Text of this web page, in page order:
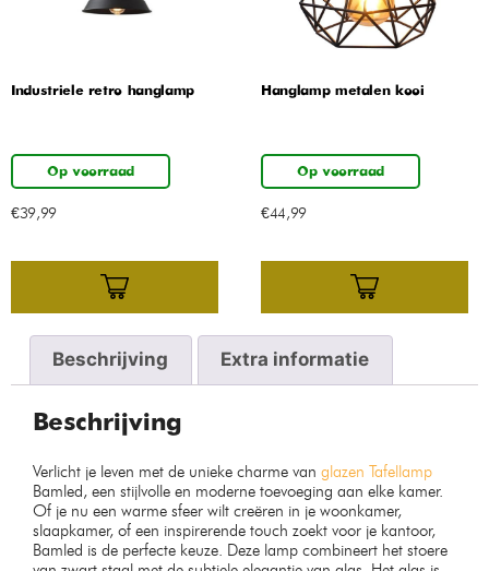
Industriele retro hanglamp
Op voorraad
€39,99
Hanglamp metalen kooi
Op voorraad
€44,99
Beschrijving Extra informatie
Beschrijving
Verlicht je leven met de unieke charme van glazen Tafellamp
Bamled, een stijlvolle en moderne toevoeging aan elke kamer.
Of je nu een warme sfeer wilt creëren in je woonkamer,
slaapkamer, of een inspirerende touch zoekt voor je kantoor,
Bamled is de perfecte keuze. Deze lamp combineert het stoere